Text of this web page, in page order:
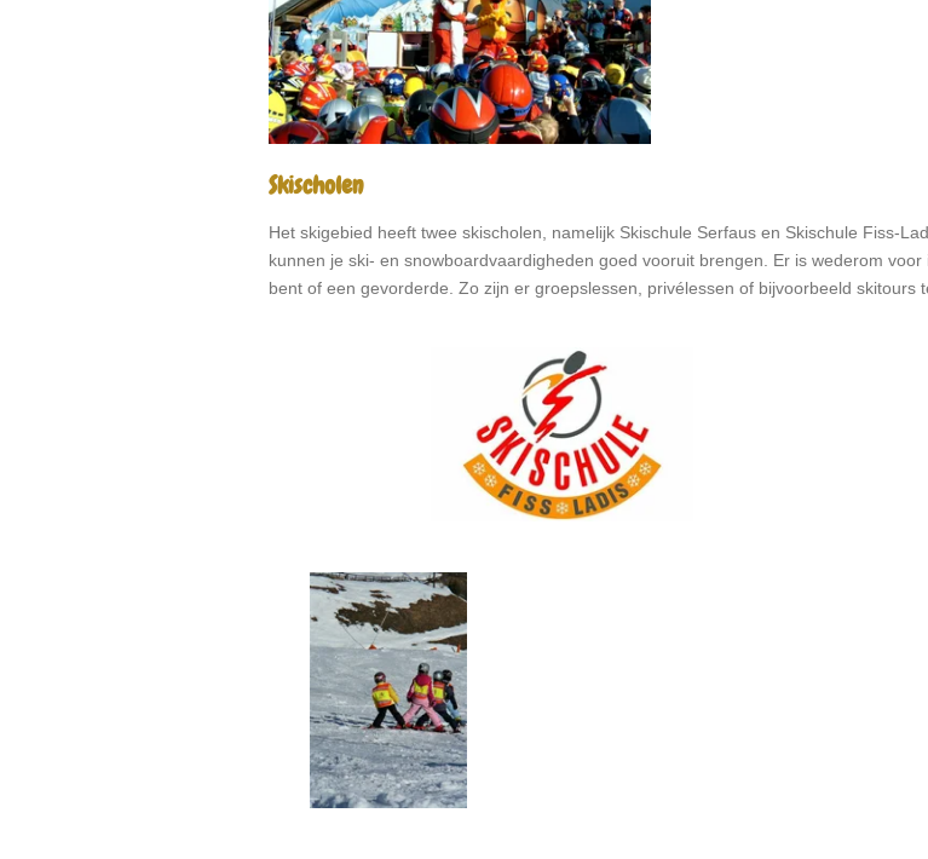
Skischolen
Het skigebied heeft twee skischolen, namelijk Skischule Serfaus en Skischule Fiss-
kunnen je ski- en snowboardvaardigheden goed vooruit brengen. Er is wederom
bent of een gevorderde. Zo zijn er groepslessen, privélessen of bijvoorbeeld skitours